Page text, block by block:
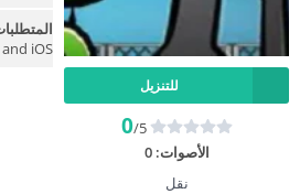
للتنزيل
0/5
الأصوات:0
نقل
iOS